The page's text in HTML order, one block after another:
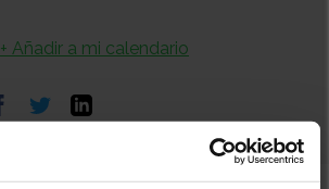
+ Añadir a mi calendario